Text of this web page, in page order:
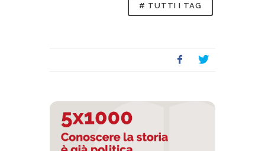
# TUTTI I TAG